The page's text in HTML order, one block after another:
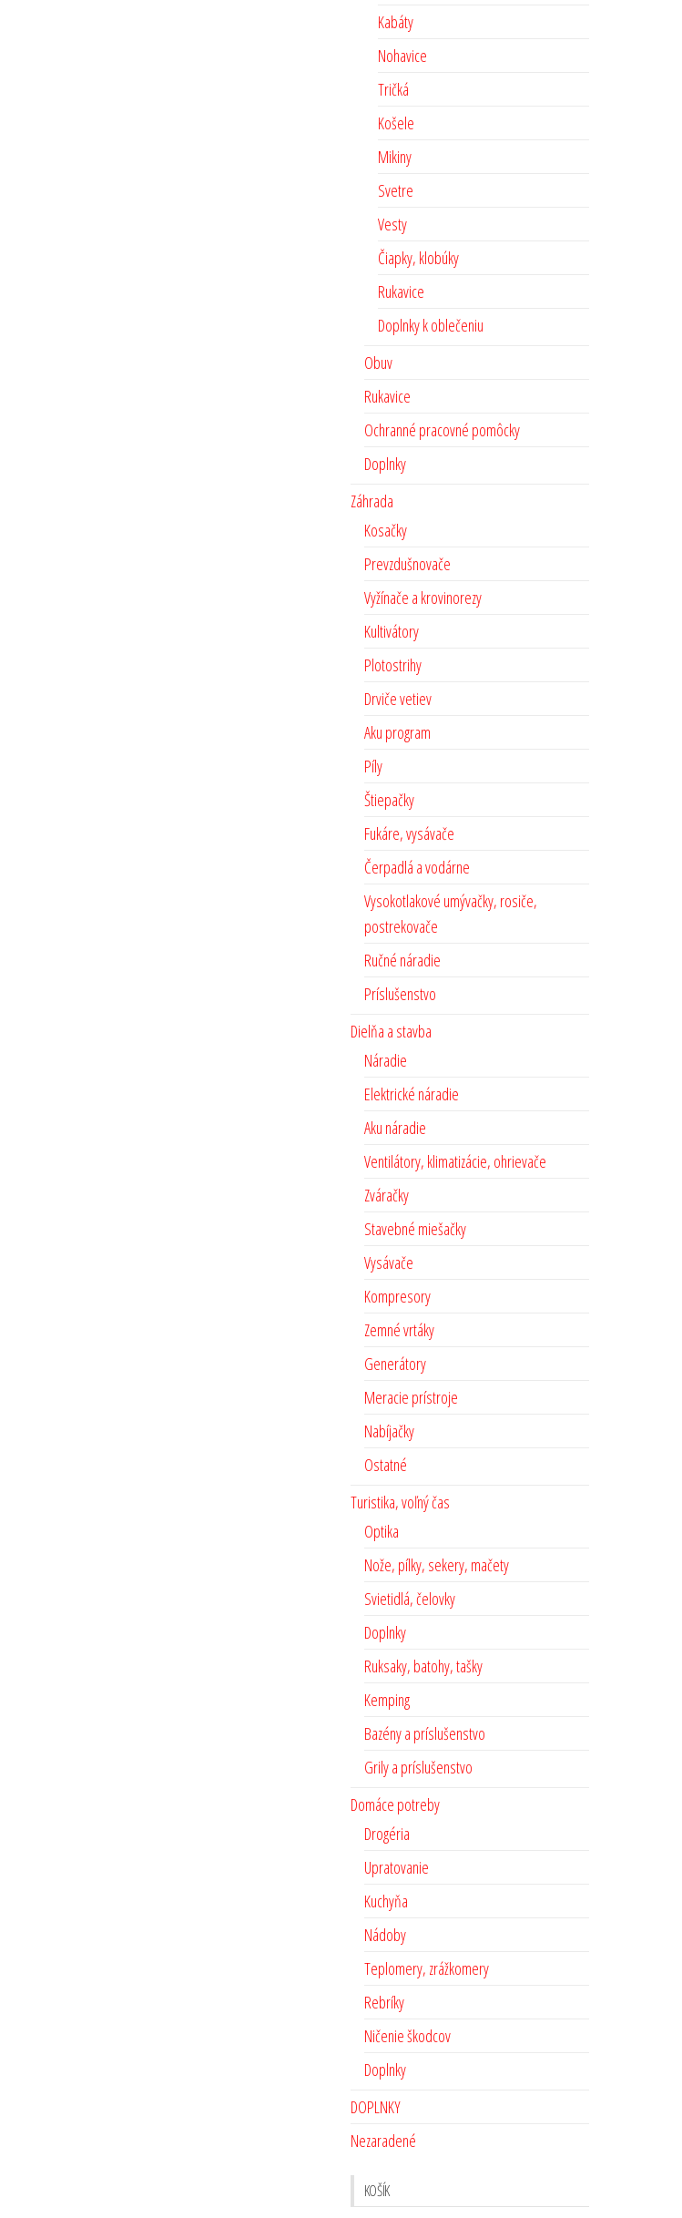
Kabáty
Nohavice
Tričká
Košele
Mikiny
Svetre
Vesty
Čiapky, klobúky
Rukavice
Doplnky k oblečeniu
Obuv
Rukavice
Ochranné pracovné pomôcky
Doplnky
Záhrada
Kosačky
Prevzdušnovače
Vyžínače a krovinorezy
Kultivátory
Plotostrihy
Drviče vetiev
Aku program
Píly
Štiepačky
Fukáre, vysávače
Čerpadlá a vodárne
Vysokotlakové umývačky, rosiče,
postrekovače
Ručné náradie
Príslušenstvo
Dielňa a stavba
Náradie
Elektrické náradie
Aku náradie
Ventilátory, klimatizácie, ohrievače
Zváračky
Stavebné miešačky
Vysávače
Kompresory
Zemné vrtáky
Generátory
Meracie prístroje
Nabíjačky
Ostatné
Turistika, voľný čas
Optika
Nože, pílky, sekery, mačety
Svietidlá, čelovky
Doplnky
Ruksaky, batohy, tašky
Kemping
Bazény a príslušenstvo
Grily a príslušenstvo
Domáce potreby
Drogéria
Upratovanie
Kuchyňa
Nádoby
Teplomery, zrážkomery
Rebríky
Ničenie škodcov
Doplnky
DOPLNKY
Nezaradené
KOŠÍK